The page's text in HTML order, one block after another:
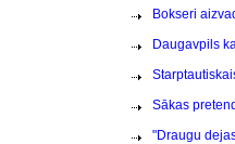
Bokseri
Daugavpils
Sākas
"Draugu